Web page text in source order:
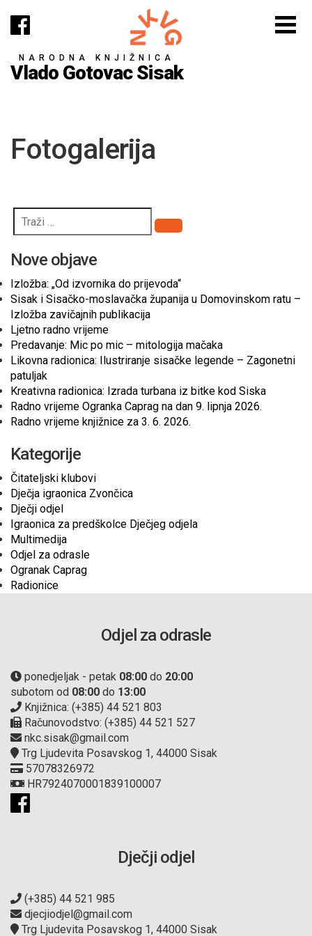
NARODNA KNJIŽNICA
Vlado Gotovac Sisak
Fotogalerija
Pretraži
Nove objave
Izložba: „Od izvornika do prijevoda“
Sisak i Sisačko-moslavačka županija u Domovinskom ratu –
Izložba zavičajnih publikacija
Ljetno radno vrijeme
Predavanje: Mic po mic – mitologija mačaka
Likovna radionica: Ilustriranje sisačke legende – Zagonetni
patuljak
Kreativna radionica: Izrada turbana iz bitke kod Siska
Radno vrijeme Ogranka Caprag na dan 9. lipnja 2026.
Radno vrijeme knjižnice za 3. 6. 2026.
Kategorije
Čitateljski klubovi
Dječja igraonica Zvončica
Dječji odjel
Igraonica za predškolce Dječjeg odjela
Multimedija
Odjel za odrasle
Ogranak Caprag
Radionice
Odjel za odrasle
ponedjeljak - petak 08:00 do 20:00
subotom od 08:00 do 13:00
Knjižnica: (+385) 44 521 803
Računovodstvo: (+385) 44 521 527
nkc.sisak@gmail.com
Trg Ljudevita Posavskog 1, 44000 Sisak
57078326972
HR7924070001839100007
Dječji odjel
(+385) 44 521 985
djecjiodjel@gmail.com
Trg Ljudevita Posavskog 1, 44000 Sisak